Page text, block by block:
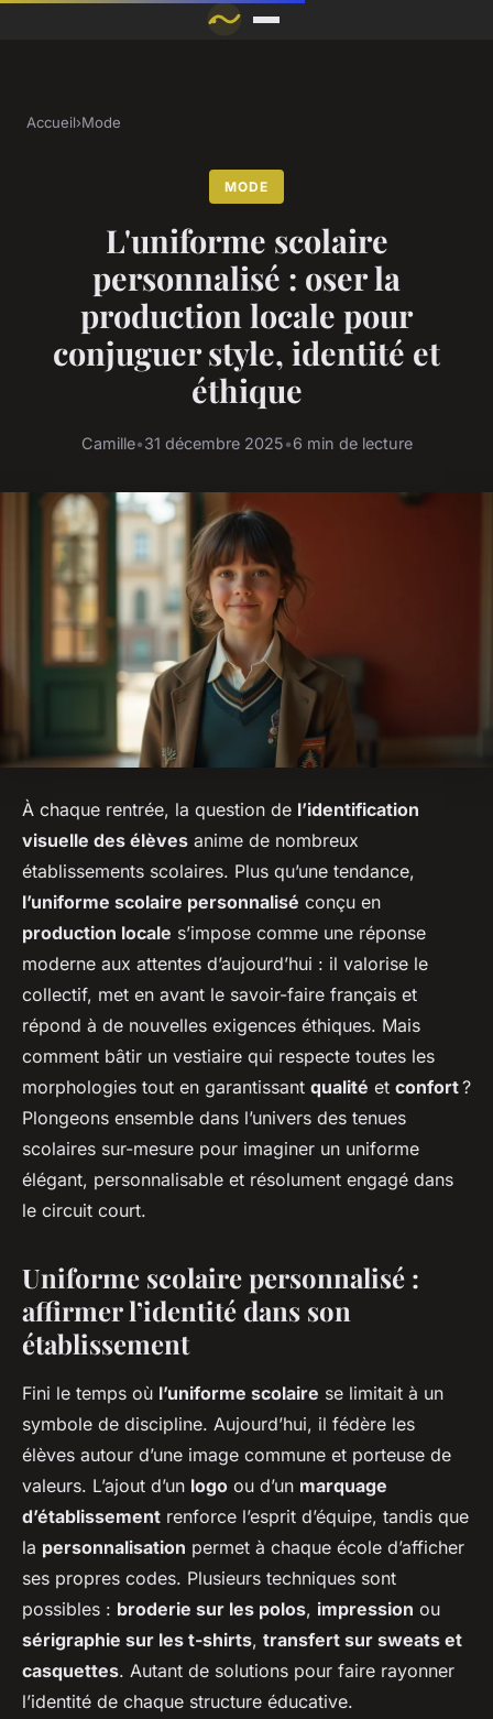
Accueil›Mode
MODE
L'uniforme scolaire
personnalisé : oser la
production locale pour
conjuguer style, identité et
éthique
Camille•31 décembre 2025•6 min de lecture
À chaque rentrée, la question de l’identification
visuelle des élèves anime de nombreux
établissements scolaires. Plus qu’une tendance,
l’uniforme scolaire personnalisé conçu en
production locale s’impose comme une réponse
moderne aux attentes d’aujourd’hui : il valorise le
collectif, met en avant le savoir-faire français et
répond à de nouvelles exigences éthiques. Mais
comment bâtir un vestiaire qui respecte toutes les
morphologies tout en garantissant qualité et confort?
Plongeons ensemble dans l’univers des tenues
scolaires sur-mesure pour imaginer un uniforme
élégant, personnalisable et résolument engagé dans
le circuit court.
Uniforme scolaire personnalisé :
affirmer l’identité dans son
établissement
Fini le temps où l’uniforme scolaire se limitait à un
symbole de discipline. Aujourd’hui, il fédère les
élèves autour d’une image commune et porteuse de
valeurs. L’ajout d’un logo ou d’un marquage
d’établissement renforce l’esprit d’équipe, tandis que
la personnalisation permet à chaque école d’afficher
ses propres codes. Plusieurs techniques sont
possibles : broderie sur les polos, impression ou
sérigraphie sur les t-shirts, transfert sur sweats et
casquettes. Autant de solutions pour faire rayonner
l’identité de chaque structure éducative.